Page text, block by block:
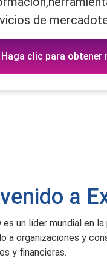
de
Haga clic para
a
es un líder mundial en
a organizaciones y
y financieras.